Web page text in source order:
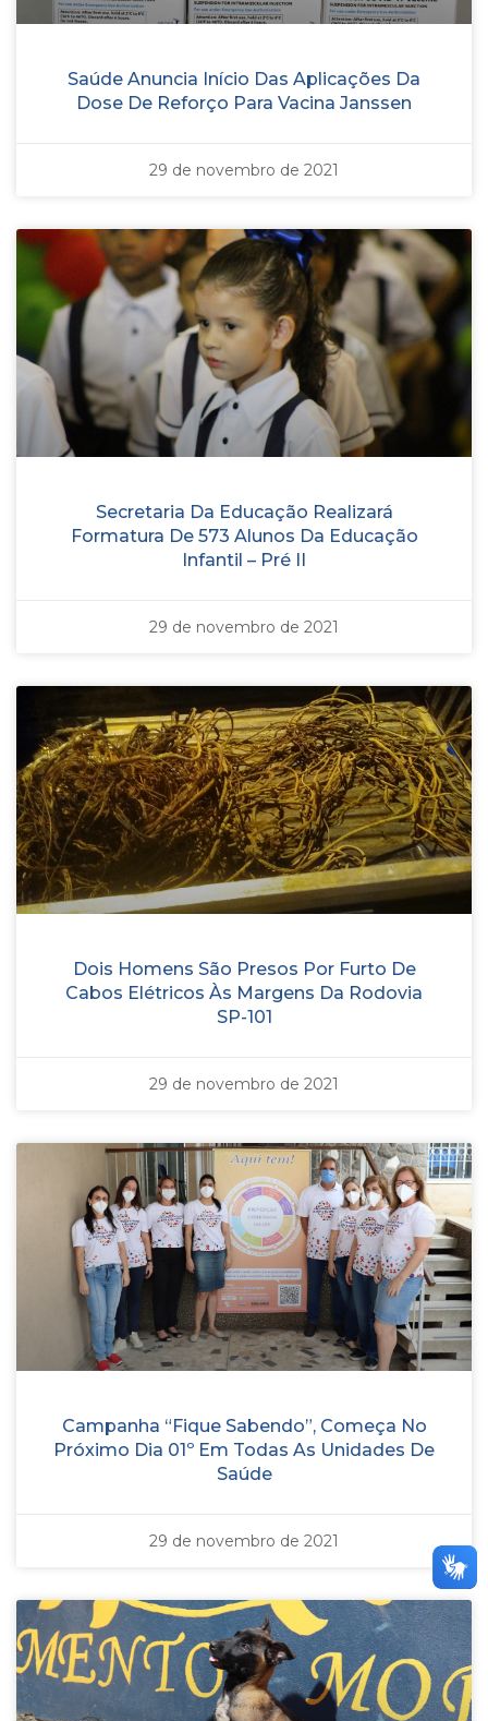
Saúde Anuncia Início Das Aplicações Da
Dose De Reforço Para Vacina Janssen
29 de novembro de 2021
Secretaria Da Educação Realizará
Formatura De 573 Alunos Da Educação
Infantil – Pré II
29 de novembro de 2021
Dois Homens São Presos Por Furto De
Cabos Elétricos Às Margens Da Rodovia
SP-101
29 de novembro de 2021
Campanha “Fique Sabendo”, Começa No
Próximo Dia 01º Em Todas As Unidades De
Saúde
29 de novembro de 2021